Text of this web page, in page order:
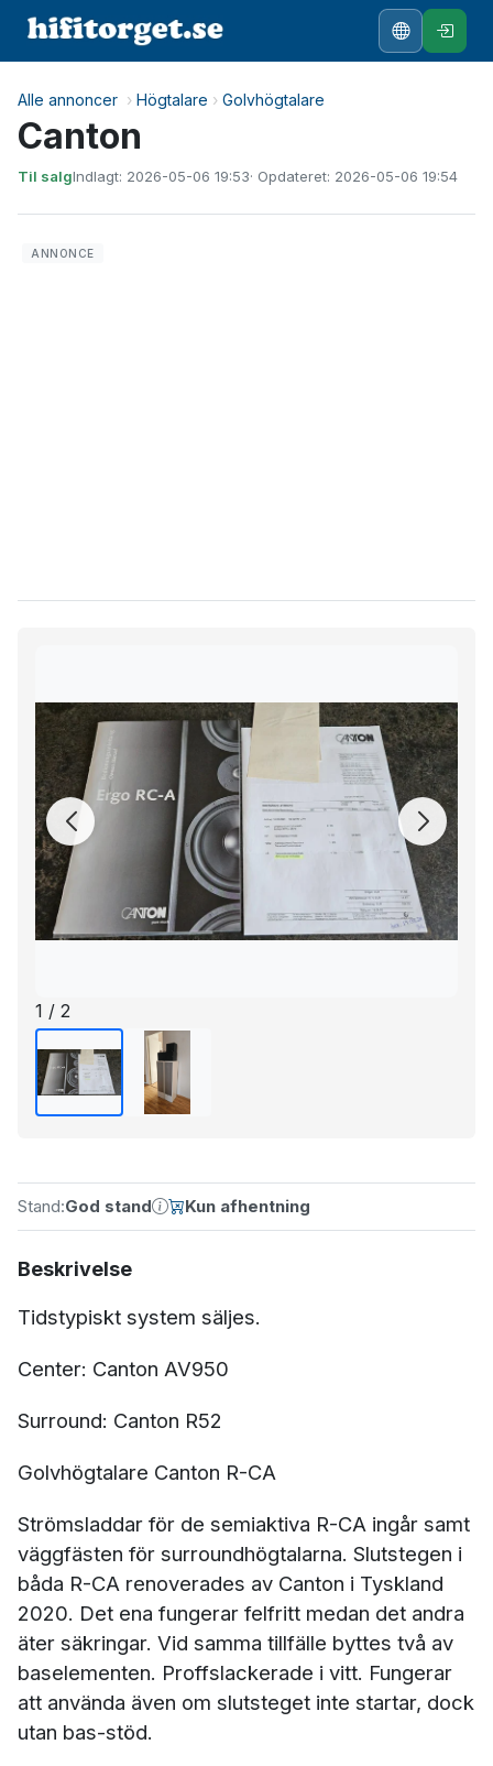
Alle annoncer › Högtalare › Golvhögtalare
Canton
Til salgIndlagt: 2026-05-06 19:53· Opdateret: 2026-05-06 19:54
1 / 2
Stand:God stand Kun afhentning
Beskrivelse
Tidstypiskt system säljes.
Center: Canton AV950
Surround: Canton R52
Golvhögtalare Canton R-CA
Strömsladdar för de semiaktiva R-CA ingår samt
väggfästen för surroundhögtalarna. Slutstegen i
båda R-CA renoverades av Canton i Tyskland
2020. Det ena fungerar felfritt medan det andra
äter säkringar. Vid samma tillfälle byttes två av
baselementen. Proffslackerade i vitt. Fungerar
att använda även om slutsteget inte startar, dock
utan bas-stöd.